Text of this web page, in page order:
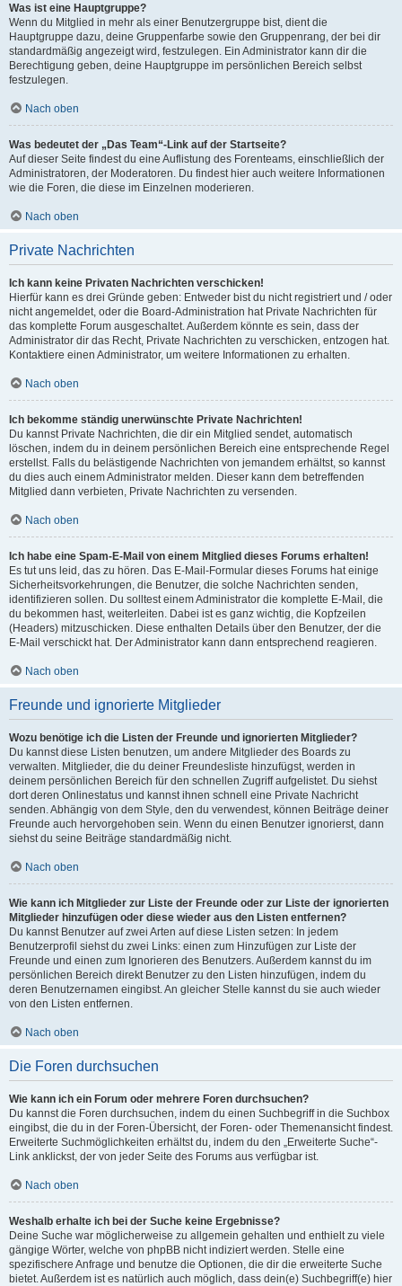
Was ist eine Hauptgruppe?
Wenn du Mitglied in mehr als einer Benutzergruppe bist, dient die
Hauptgruppe dazu, deine Gruppenfarbe sowie den Gruppenrang, der bei dir
standardmäßig angezeigt wird, festzulegen. Ein Administrator kann dir die
Berechtigung geben, deine Hauptgruppe im persönlichen Bereich selbst
festzulegen.
Nach oben
Was bedeutet der „Das Team“-Link auf der Startseite?
Auf dieser Seite findest du eine Auflistung des Forenteams, einschließlich der
Administratoren, der Moderatoren. Du findest hier auch weitere Informationen
wie die Foren, die diese im Einzelnen moderieren.
Nach oben
Private Nachrichten
Ich kann keine Privaten Nachrichten verschicken!
Hierfür kann es drei Gründe geben: Entweder bist du nicht registriert und / oder
nicht angemeldet, oder die Board-Administration hat Private Nachrichten für
das komplette Forum ausgeschaltet. Außerdem könnte es sein, dass der
Administrator dir das Recht, Private Nachrichten zu verschicken, entzogen hat.
Kontaktiere einen Administrator, um weitere Informationen zu erhalten.
Nach oben
Ich bekomme ständig unerwünschte Private Nachrichten!
Du kannst Private Nachrichten, die dir ein Mitglied sendet, automatisch
löschen, indem du in deinem persönlichen Bereich eine entsprechende Regel
erstellst. Falls du belästigende Nachrichten von jemandem erhältst, so kannst
du dies auch einem Administrator melden. Dieser kann dem betreffenden
Mitglied dann verbieten, Private Nachrichten zu versenden.
Nach oben
Ich habe eine Spam-E-Mail von einem Mitglied dieses Forums erhalten!
Es tut uns leid, das zu hören. Das E-Mail-Formular dieses Forums hat einige
Sicherheitsvorkehrungen, die Benutzer, die solche Nachrichten senden,
identifizieren sollen. Du solltest einem Administrator die komplette E-Mail, die
du bekommen hast, weiterleiten. Dabei ist es ganz wichtig, die Kopfzeilen
(Headers) mitzuschicken. Diese enthalten Details über den Benutzer, der die
E-Mail verschickt hat. Der Administrator kann dann entsprechend reagieren.
Nach oben
Freunde und ignorierte Mitglieder
Wozu benötige ich die Listen der Freunde und ignorierten Mitglieder?
Du kannst diese Listen benutzen, um andere Mitglieder des Boards zu
verwalten. Mitglieder, die du deiner Freundesliste hinzufügst, werden in
deinem persönlichen Bereich für den schnellen Zugriff aufgelistet. Du siehst
dort deren Onlinestatus und kannst ihnen schnell eine Private Nachricht
senden. Abhängig von dem Style, den du verwendest, können Beiträge deiner
Freunde auch hervorgehoben sein. Wenn du einen Benutzer ignorierst, dann
siehst du seine Beiträge standardmäßig nicht.
Nach oben
Wie kann ich Mitglieder zur Liste der Freunde oder zur Liste der ignorierten
Mitglieder hinzufügen oder diese wieder aus den Listen entfernen?
Du kannst Benutzer auf zwei Arten auf diese Listen setzen: In jedem
Benutzerprofil siehst du zwei Links: einen zum Hinzufügen zur Liste der
Freunde und einen zum Ignorieren des Benutzers. Außerdem kannst du im
persönlichen Bereich direkt Benutzer zu den Listen hinzufügen, indem du
deren Benutzernamen eingibst. An gleicher Stelle kannst du sie auch wieder
von den Listen entfernen.
Nach oben
Die Foren durchsuchen
Wie kann ich ein Forum oder mehrere Foren durchsuchen?
Du kannst die Foren durchsuchen, indem du einen Suchbegriff in die Suchbox
eingibst, die du in der Foren-Übersicht, der Foren- oder Themenansicht findest.
Erweiterte Suchmöglichkeiten erhältst du, indem du den „Erweiterte Suche“-
Link anklickst, der von jeder Seite des Forums aus verfügbar ist.
Nach oben
Weshalb erhalte ich bei der Suche keine Ergebnisse?
Deine Suche war möglicherweise zu allgemein gehalten und enthielt zu viele
gängige Wörter, welche von phpBB nicht indiziert werden. Stelle eine
spezifischere Anfrage und benutze die Optionen, die dir die erweiterte Suche
bietet. Außerdem ist es natürlich auch möglich, dass dein(e) Suchbegriff(e) hier